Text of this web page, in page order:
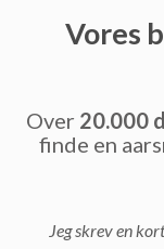
Vores
Over 20.000
finde en
Jeg skrev en